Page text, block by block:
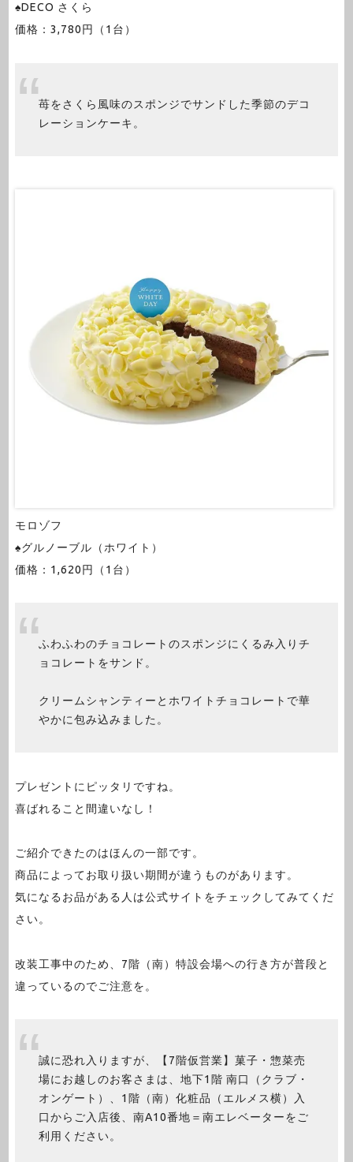
♠DECO さくら
価格：3,780円（1台）
苺をさくら風味のスポンジでサンドした季節のデコ
レーションケーキ。
モロゾフ
♠グルノーブル（ホワイト）
価格：1,620円（1台）
ふわふわのチョコレートのスポンジにくるみ入りチ
ョコレートをサンド。
クリームシャンティーとホワイトチョコレートで華
やかに包み込みました。
プレゼントにピッタリですね。
喜ばれること間違いなし！
ご紹介できたのはほんの一部です。
商品によってお取り扱い期間が違うものがあります。
気になるお品がある人は公式サイトをチェックしてみてくだ
さい。
改装工事中のため、7階（南）特設会場への行き方が普段と
違っているのでご注意を。
誠に恐れ入りますが、【7階仮営業】菓子・惣菜売
場にお越しのお客さまは、地下1階 南口（クラブ・
オンゲート）、1階（南）化粧品（エルメス横）入
口からご入店後、南A10番地＝南エレベーターをご
利用ください。